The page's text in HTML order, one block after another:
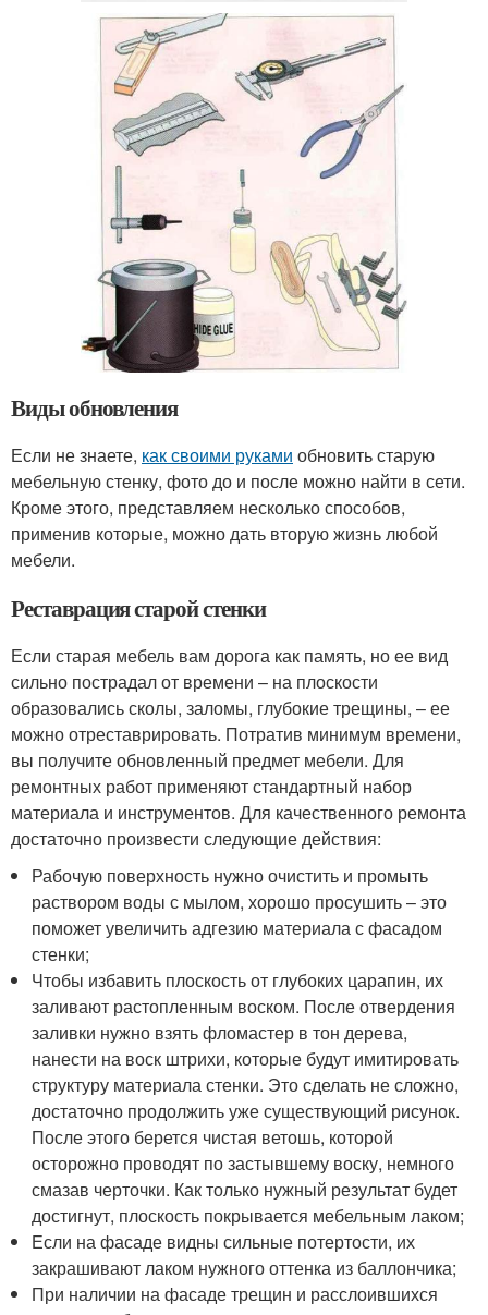
Виды обновления
Если не знаете, как своими руками обновить старую
мебельную стенку, фото до и после можно найти в сети.
Кроме этого, представляем несколько способов,
применив которые, можно дать вторую жизнь любой
мебели.
Реставрация старой стенки
Если старая мебель вам дорога как память, но ее вид
сильно пострадал от времени – на плоскости
образовались сколы, заломы, глубокие трещины, – ее
можно отреставрировать. Потратив минимум времени,
вы получите обновленный предмет мебели. Для
ремонтных работ применяют стандартный набор
материала и инструментов. Для качественного ремонта
достаточно произвести следующие действия:
Рабочую поверхность нужно очистить и промыть
раствором воды с мылом, хорошо просушить – это
поможет увеличить адгезию материала с фасадом
стенки;
Чтобы избавить плоскость от глубоких царапин, их
заливают растопленным воском. После отвердения
заливки нужно взять фломастер в тон дерева,
нанести на воск штрихи, которые будут имитировать
структуру материала стенки. Это сделать не сложно,
достаточно продолжить уже существующий рисунок.
После этого берется чистая ветошь, которой
осторожно проводят по застывшему воску, немного
смазав черточки. Как только нужный результат будет
достигнут, плоскость покрывается мебельным лаком;
Если на фасаде видны сильные потертости, их
закрашивают лаком нужного оттенка из баллончика;
При наличии на фасаде трещин и расслоившихся